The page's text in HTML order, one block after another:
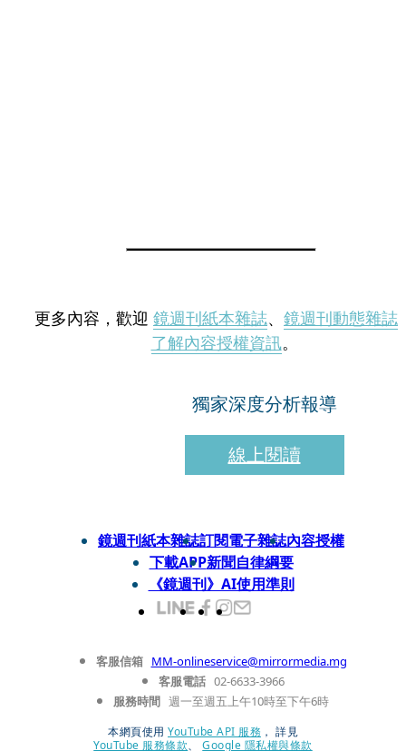
更多內容，歡迎 鏡週刊紙本雜誌、 鏡週刊動態雜誌
了解內容授權資訊。
獨家深度分析報導
線上閱讀
鏡週刊紙本雜誌訂閱電子雜誌內容授權
下載APP新聞自律綱要
《鏡週刊》AI使用準則
客服信箱 MM-onlineservice@mirrormedia.mg
客服電話 02-6633-3966
服務時間 週一至週五上午10時至下午6時
本網頁使用 YouTube API 服務 ， 詳見
YouTube 服務條款、 Google 隱私權與條款